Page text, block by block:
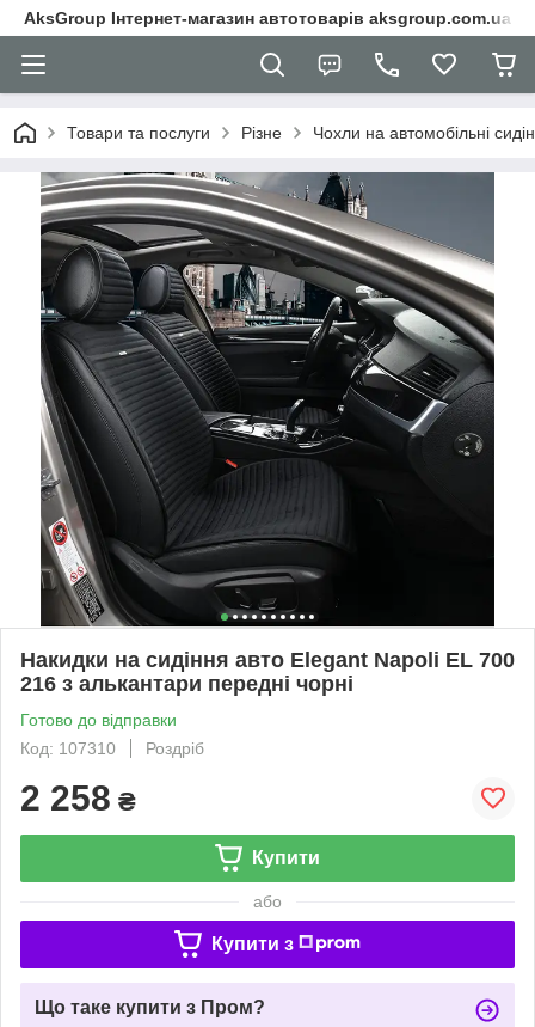
AksGroup Інтернет-магазин автотоварів aksgroup.com.ua
Товари та послуги Різне Чохли на автомобільні
Накидки на сидіння авто Elegant Napoli EL 700
216 з алькантари передні чорні
Готово до відправки
Код: 107310
Роздріб
2 258 ₴
Купити
або
Купити з
Що таке купити з Пром?